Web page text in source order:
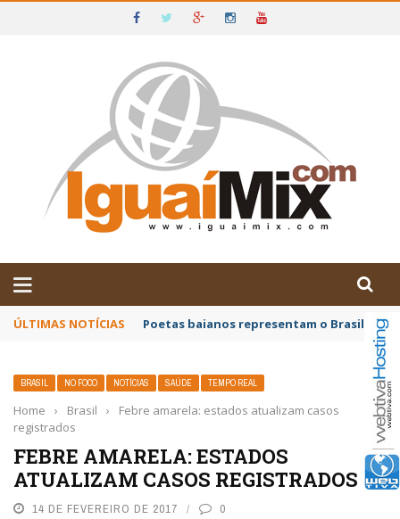
IGUAÍ E SUDOESTE DA BAHIA
ÚLTIMAS NOTÍCIAS Poetas baianos representam o Brasil no
BRASIL NO FOCO NOTÍCIAS SAÚDE TEMPO REAL
Home › Brasil ›
Febre amarela: estados atualizam casos
registrados
FEBRE AMARELA: ESTADOS
ATUALIZAM CASOS REGISTRADOS
14 DE FEVEREIRO DE 2017 0